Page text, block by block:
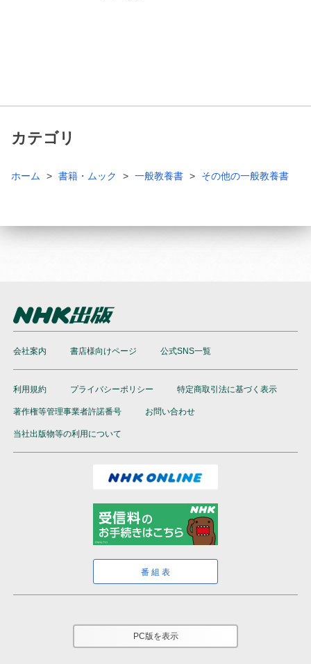
カテゴリ
ホーム 書籍・ムック 一般教養書 その他の一般教養書
会社案内 書店様向けページ 公式SNS一覧
利用規約 プライバシーポリシー 特定商取引法に基づく表示
著作権等管理事業者許諾番号 お問い合わせ
当社出版物等の利用について
番組表
PC版を表示